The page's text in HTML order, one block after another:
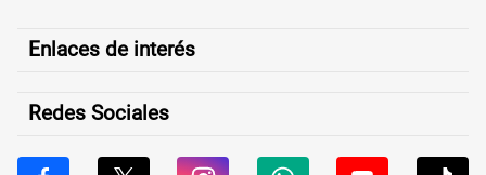
Enlaces de interés
Redes Sociales